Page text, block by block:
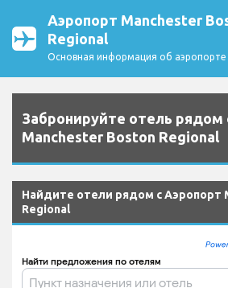
Аэропорт Manchester
Regional
Основная информация об аэропорте
Забронируйте отель рядом
Manchester Boston Regional
Найдите отели рядом с Аэропорт
Regional